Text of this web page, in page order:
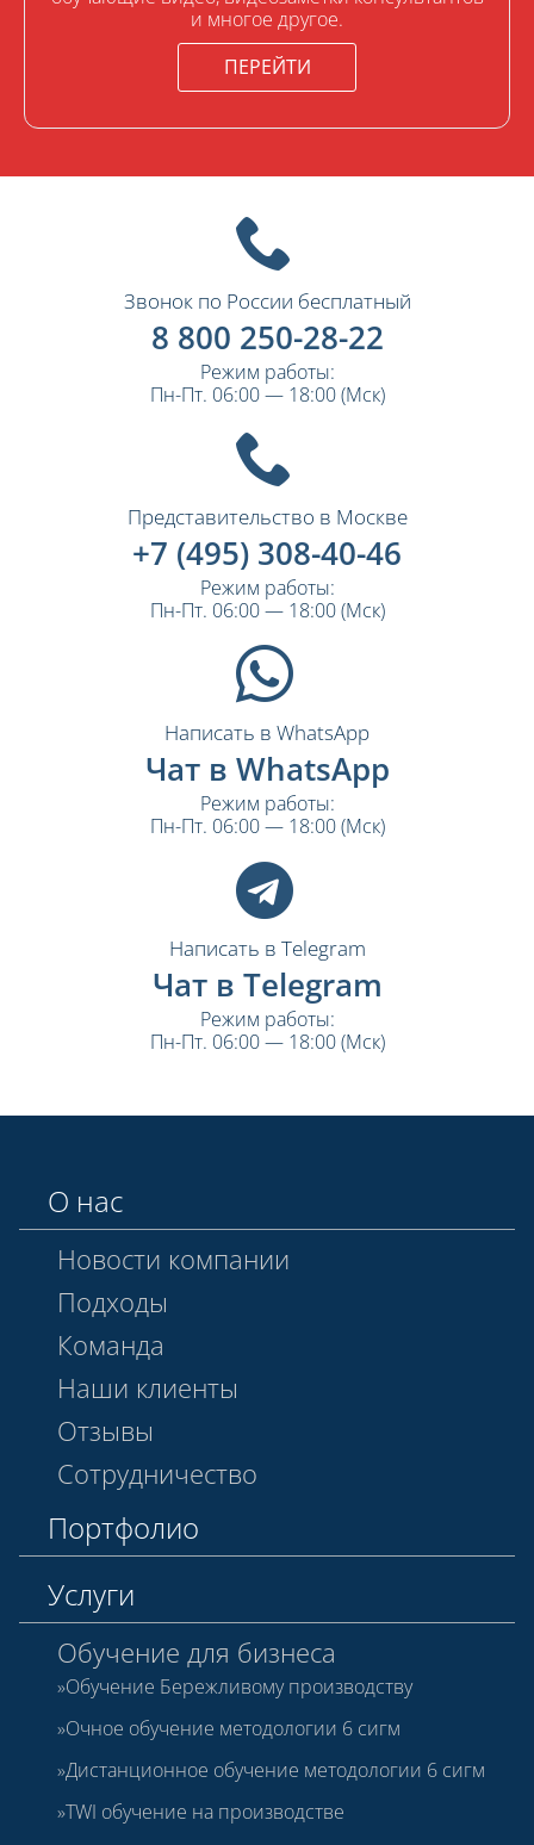
и многое другое.
ПЕРЕЙТИ
Звонок по России бесплатный
8 800 250-28-22
Режим работы:
Пн-Пт. 06:00 — 18:00 (Мск)
Представительство в Москве
+7 (495) 308-40-46
Режим работы:
Пн-Пт. 06:00 — 18:00 (Мск)
Написать в WhatsApp
Чат в WhatsApp
Режим работы:
Пн-Пт. 06:00 — 18:00 (Мск)
Написать в Telegram
Чат в Telegram
Режим работы:
Пн-Пт. 06:00 — 18:00 (Мск)
О нас
Новости компании
Подходы
Команда
Наши клиенты
Отзывы
Сотрудничество
Портфолио
Услуги
Обучение для бизнеса
Обучение Бережливому производству
Очное обучение методологии 6 сигм
Дистанционное обучение методологии 6 сигм
TWI обучение на производстве